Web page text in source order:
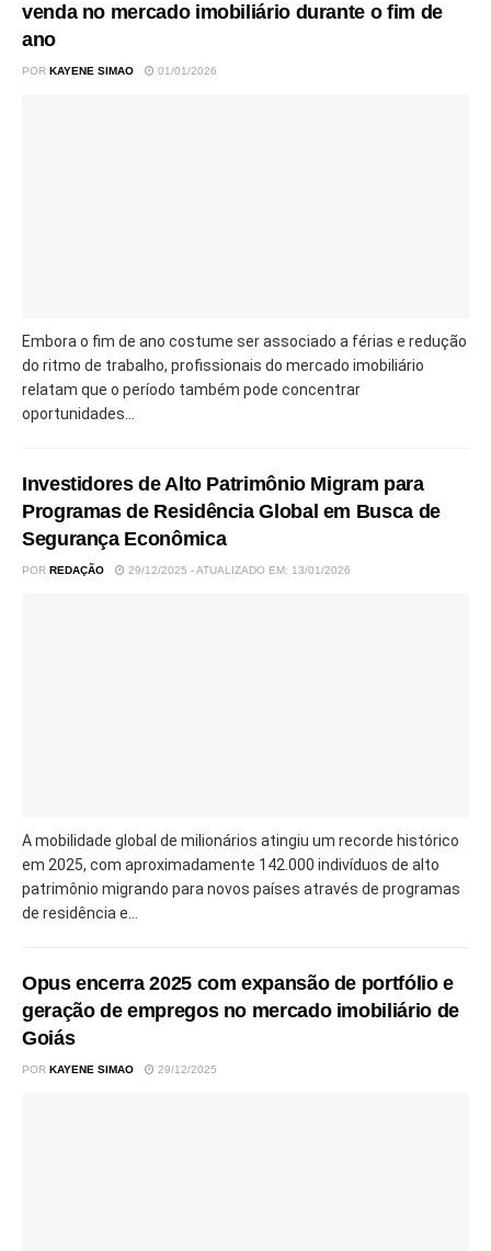
venda no mercado imobiliário durante o fim de
ano
POR KAYENE SIMAO 01/01/2026
Embora o fim de ano costume ser associado a férias e redução
do ritmo de trabalho, profissionais do mercado imobiliário
relatam que o período também pode concentrar
oportunidades...
Investidores de Alto Patrimônio Migram para
Programas de Residência Global em Busca de
Segurança Econômica
POR REDAÇÃO 29/12/2025 - ATUALIZADO EM: 13/01/2026
A mobilidade global de milionários atingiu um recorde histórico
em 2025, com aproximadamente 142.000 indivíduos de alto
patrimônio migrando para novos países através de programas
de residência e...
Opus encerra 2025 com expansão de portfólio e
geração de empregos no mercado imobiliário de
Goiás
POR KAYENE SIMAO 29/12/2025